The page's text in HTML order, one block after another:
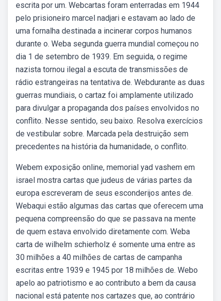
escrita por um. Webcartas foram enterradas em 1944
pelo prisioneiro marcel nadjari e estavam ao lado de
uma fornalha destinada a incinerar corpos humanos
durante o. Weba segunda guerra mundial começou no
dia 1 de setembro de 1939. Em seguida, o regime
nazista tornou ilegal a escuta de transmissões de
rádio estrangeiras na tentativa de. Webdurante as duas
guerras mundiais, o cartaz foi amplamente utilizado
para divulgar a propaganda dos países envolvidos no
conflito. Nesse sentido, seu baixo. Resolva exercícios
de vestibular sobre. Marcada pela destruição sem
precedentes na história da humanidade, o conflito.
Webem exposição online, memorial yad vashem em
israel mostra cartas que judeus de várias partes da
europa escreveram de seus esconderijos antes de.
Webaqui estão algumas das cartas que oferecem uma
pequena compreensão do que se passava na mente
de quem estava envolvido diretamente com. Weba
carta de wilhelm schierholz é somente uma entre as
30 milhões a 40 milhões de cartas de campanha
escritas entre 1939 e 1945 por 18 milhões de. Webo
apelo ao patriotismo e ao contributo a bem da causa
nacional está patente nos cartazes que, ao contrário